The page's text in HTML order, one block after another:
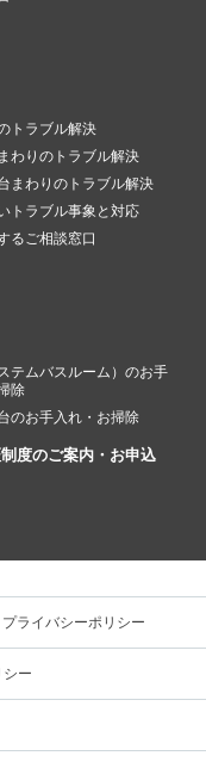
トラブル解決
わりのトラブル解決
まわりのトラブル解決
トラブル事象と対応
るご相談窓口
テムバスルーム）のお手
除
のお手入れ・お掃除
度のご案内・お申込
プライバシーポリシー
ー